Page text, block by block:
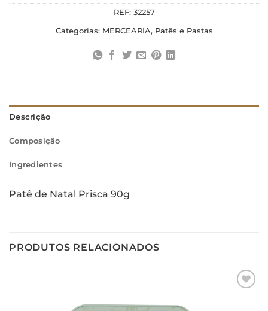
REF: 32257
Categorias: MERCEARIA, Patês e Pastas
Descrição
Composição
Ingredientes
Patê de Natal Prisca 90g
PRODUTOS RELACIONADOS